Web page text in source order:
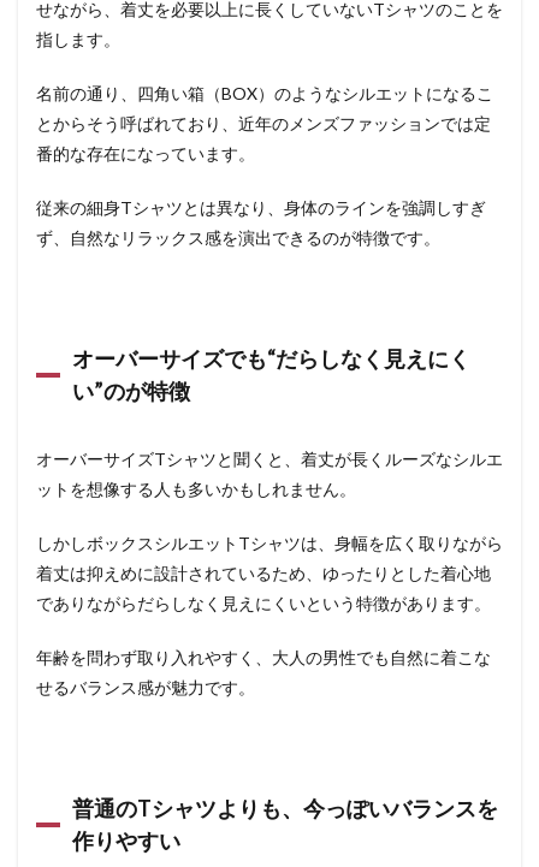
せながら、着丈を必要以上に長くしていないTシャツのことを
指します。
名前の通り、四角い箱（BOX）のようなシルエットになるこ
とからそう呼ばれており、近年のメンズファッションでは定
番的な存在になっています。
従来の細身Tシャツとは異なり、身体のラインを強調しすぎ
ず、自然なリラックス感を演出できるのが特徴です。
オーバーサイズでも“だらしなく見えにく
い”のが特徴
オーバーサイズTシャツと聞くと、着丈が長くルーズなシルエ
ットを想像する人も多いかもしれません。
しかしボックスシルエットTシャツは、身幅を広く取りながら
着丈は抑えめに設計されているため、ゆったりとした着心地
でありながらだらしなく見えにくいという特徴があります。
年齢を問わず取り入れやすく、大人の男性でも自然に着こな
せるバランス感が魅力です。
普通のTシャツよりも、今っぽいバランスを
作りやすい